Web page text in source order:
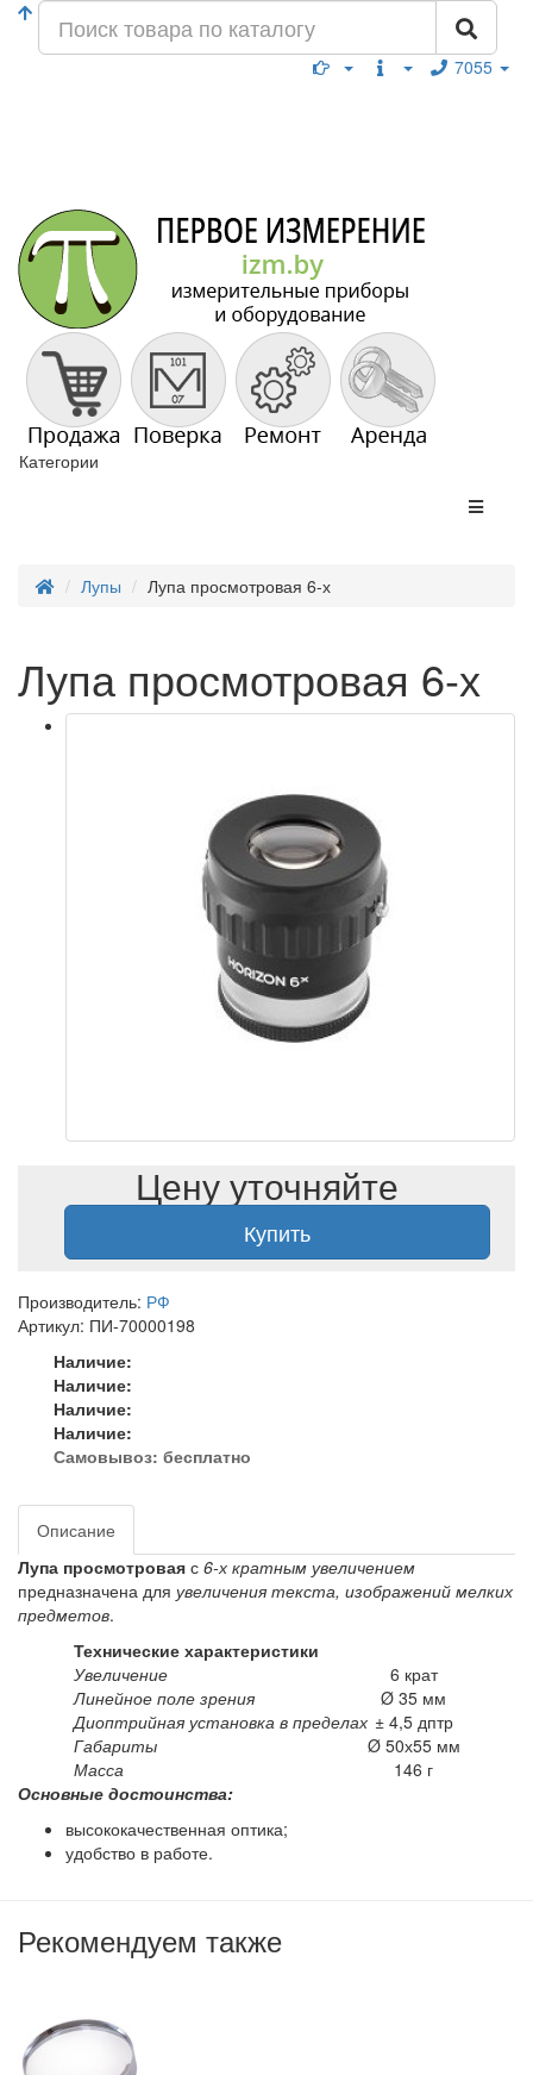
7055
Категории
Лупы Лупа просмотровая 6-х
Лупа просмотровая 6-х
Цену уточняйте
Купить
Производитель: РФ
Артикул: ПИ-70000198
Наличие:
Наличие:
Наличие:
Наличие:
Самовывоз: бесплатно
Описание
Лупа просмотровая с 6-х кратным увеличением
предназначена для увеличения текста, изображений мелких
предметов.
Технические характеристики
Увеличение
6 крат
Линейное поле зрения
Ø 35 мм
Диоптрийная установка в пределах ± 4,5 дптр
Габариты
Ø 50х55 мм
Масса
146 г
Основные достоинства:
высококачественная оптика;
удобство в работе.
Рекомендуем также